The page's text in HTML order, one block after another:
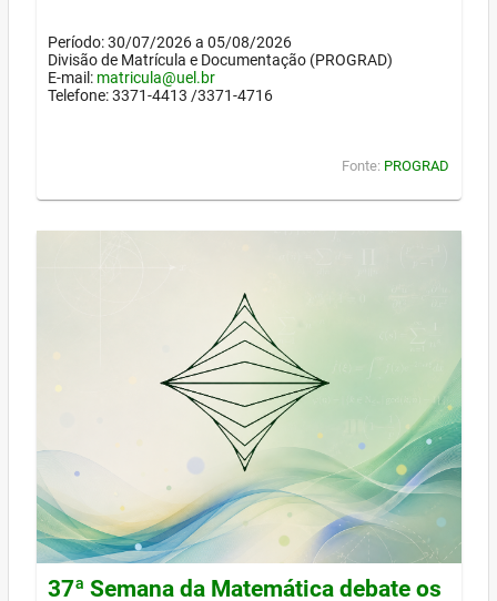
Período: 30/07/2026 a 05/08/2026
Divisão de Matrícula e Documentação (PROGRAD)
E-mail: matricula@uel.br
Telefone: 3371-4413 /3371-4716
Fonte: PROGRAD
37ª Semana da Matemática debate os